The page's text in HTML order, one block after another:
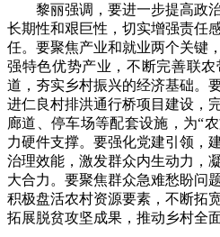
黎丽强调，要进一步提高政治
长期性和艰巨性，切实增强责任
任。要聚焦产业和就业两个关键
强特色优势产业，不断完善联
道，夯实乡村振兴的经济基础。
进仁良村排洪通行桥项目建设，
廊道、停车场等配套设施，为“
力硬件支撑。要强化党建引领，
治理效能，激发群众内生动力，
大合力。要聚焦群众急难愁盼问
积极盘活农村资源要素，不断拓
拓展脱贫攻坚成果，推动乡村全